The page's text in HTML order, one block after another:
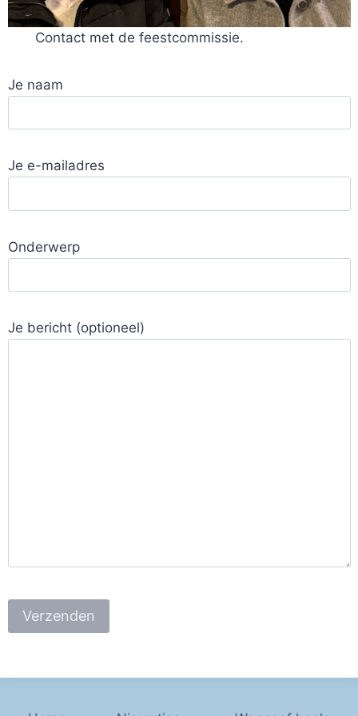
Contact met de feestcommissie.
Je naam
Je e-mailadres
Onderwerp
Je bericht (optioneel)